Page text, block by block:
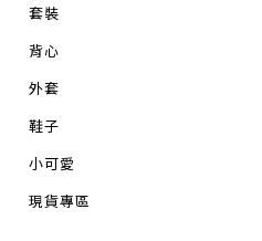
套裝
背心
外套
鞋子
小可愛
現貨專區